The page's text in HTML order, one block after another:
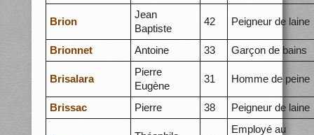
Brion
Jean
Baptiste
42 Peigneur de laine
Brionnet Antoine 33 Garçon de bains
Brisalara
Pierre
Eugène
31 Homme de peine
Brissac Pierre 38 Peigneur de laine
Employé au